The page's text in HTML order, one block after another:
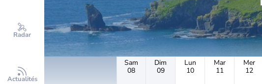
Radar
Actualités
Sam
08
Dim
09
Lun
10
Mar
11
Mer
12